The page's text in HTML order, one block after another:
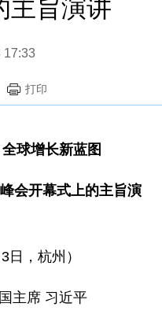
主旨演讲
17:33
打印
球增长新蓝图
开幕式上的主旨演
，杭州）
席 习近平